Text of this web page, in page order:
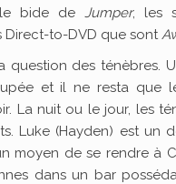
bide de Jumper, les
Direct-to-DVD que sont
question des ténèbres.
et il ne resta que
La nuit ou le jour, les
Luke (Hayden) est un
moyen de se rendre à
dans un bar